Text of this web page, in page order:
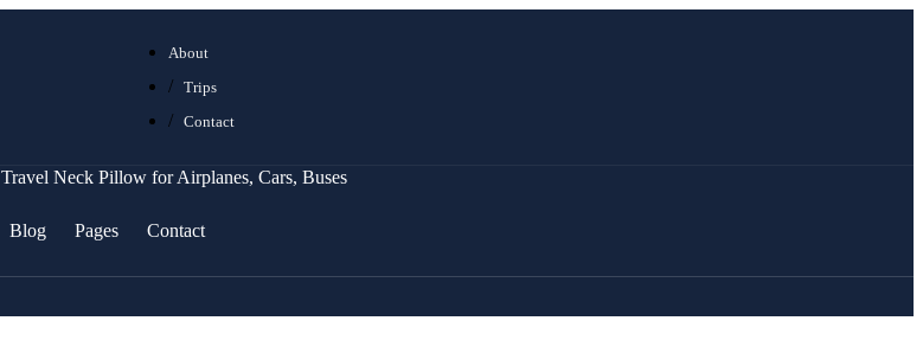
About
Trips
Contact
Blog Pages Contact
Travel Neck Pillow for Airplanes, Cars, Buses